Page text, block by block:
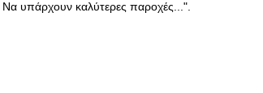
υπάρχουν καλύτερες παροχές...".